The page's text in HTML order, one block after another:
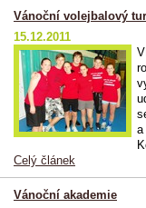
Vánoční volejbalový
15.12.2011
a
Celý článek
Vánoční akademie